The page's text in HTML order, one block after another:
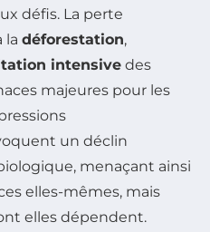
défis. La perte
la déforestation,
intensive des
majeures pour les
un déclin
menaçant ainsi
elles-mêmes, mais
elles dépendent.